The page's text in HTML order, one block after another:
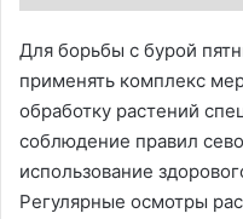
Для борьбы с бурой
применять комплекс
обработку растений
соблюдение правил
использование
Регулярные осмотры